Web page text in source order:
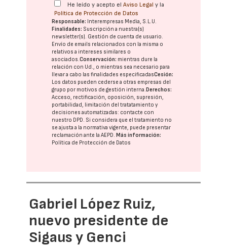
He leído y acepto elAviso Legal y la
Política de Protección de Datos
Responsable: Interempresas Media, S.L.U.
Finalidades: Suscripción a nuestra(s)
newsletter(s). Gestión de cuenta de usuario.
Envío de emails relacionados con la misma o
relativos a intereses similares o
asociados.Conservación: mientras dure la
relación con Ud., o mientras sea necesario para
llevar a cabo las finalidades especificadasCesión:
Los datos pueden cederse a otras empresas del
grupo por motivos de gestión interna.Derechos:
Acceso, rectificación, oposición, supresión,
portabilidad, limitación del tratatamiento y
decisiones automatizadas: contacte con
nuestro DPD. Si considera que el tratamiento no
se ajusta a la normativa vigente, puede presentar
reclamación ante laAEPD.Más información:
Política de Protección de Datos
Gabriel López Ruiz,
nuevo presidente de
Sigaus y Genci